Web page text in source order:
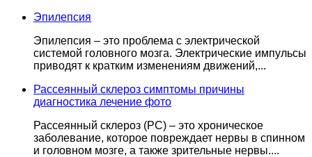
Эпилепсия
Эпилепсия – это проблема с электрической
системой головного мозга. Электрические импульсы
приводят к кратким изменениям движений,...
Рассеянный склероз симптомы причины
диагностика лечение фото
Рассеянный склероз (РС) – это хроническое
заболевание, которое повреждает нервы в спинном
и головном мозге, а также зрительные нервы....